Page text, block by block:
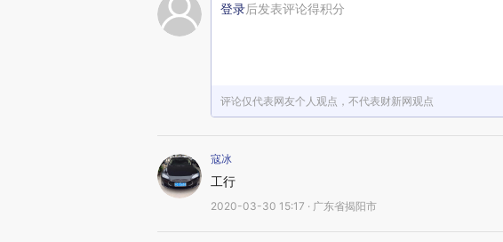
登录后发表评论得积分
评论仅代表网友个人观点，不代表财新网观点
寇冰
工行
2020-03-30 15:17 · 广东省揭阳市